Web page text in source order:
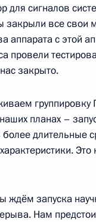
по
года, 20:30
по
года, 18:00
года, 17:00
для сигналов
закрыли все свои
аппарата с этой
провели
закрыто.
группировку
планах –
длительные
ждём запуска
Нам